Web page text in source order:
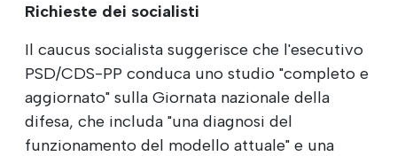
Richieste dei socialisti
Il caucus socialista suggerisce che l'esecutivo
PSD/CDS-PP conduca uno studio "completo e
aggiornato" sulla Giornata nazionale della
difesa, che includa "una diagnosi del
funzionamento del modello attuale" e una